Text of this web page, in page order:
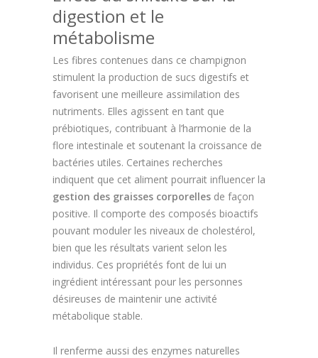
digestion et le
métabolisme
Les fibres contenues dans ce champignon
stimulent la production de sucs digestifs et
favorisent une meilleure assimilation des
nutriments. Elles agissent en tant que
prébiotiques, contribuant à l’harmonie de la
flore intestinale et soutenant la croissance de
bactéries utiles. Certaines recherches
indiquent que cet aliment pourrait influencer la
gestion des graisses corporelles de façon
positive. Il comporte des composés bioactifs
pouvant moduler les niveaux de cholestérol,
bien que les résultats varient selon les
individus. Ces propriétés font de lui un
ingrédient intéressant pour les personnes
désireuses de maintenir une activité
métabolique stable.
Il renferme aussi des enzymes naturelles